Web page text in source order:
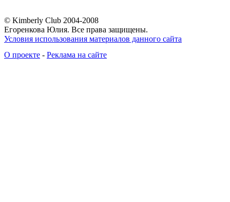
© Kimberly Club 2004-2008
Егоренкова Юлия. Все права защищены.
Условия использования материалов данного сайта
О проекте - Реклама на сайте